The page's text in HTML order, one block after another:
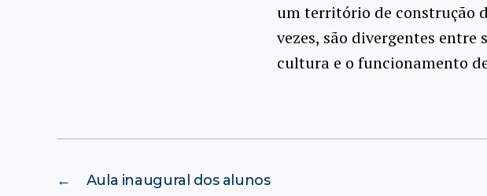
um território de construção
vezes, são divergentes
cultura e o funcionamento
← Aula inaugural dos alunos